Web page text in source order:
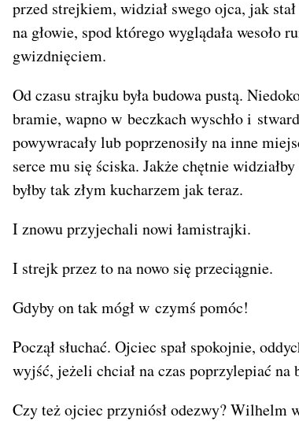
przed strejkiem, widział swego ojca, jak
na głowie, spod którego wyglądała
gwizdnięciem.
Od czasu strajku była budowa pustą.
bramie, wapno w beczkach wyschło i
powywracały lub poprzenosiły na inne
serce mu się ściska. Jakże chętnie
byłby tak złym kucharzem jak teraz.
I znowu przyjechali nowi łamistrajki.
I strejk przez to na nowo się przeciągnie.
Gdyby on tak mógł w czymś pomóc!
Począł słuchać. Ojciec spał spokojnie,
wyjść, jeżeli chciał na czas poprzylepiać na
Czy też ojciec przyniósł odezwy? Wilhelm